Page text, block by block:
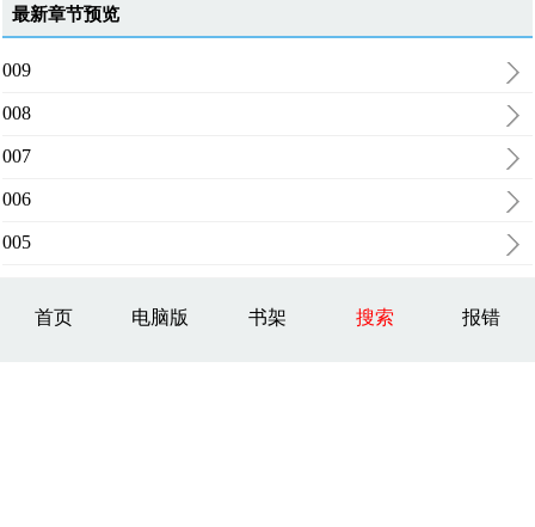
最新章节预览
009
008
007
006
005
首页 电脑版 书架 搜索 报错